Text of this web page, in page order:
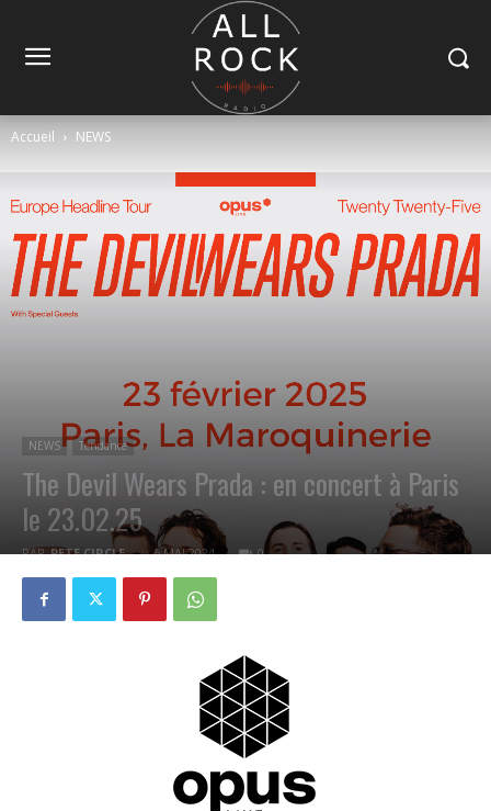
Accueil NEWS
NEWS Tendance
The Devil Wears Prada : en concert à Paris
le 23.02.25
PAR PETE CIRCLE 6 MAI 2024 0